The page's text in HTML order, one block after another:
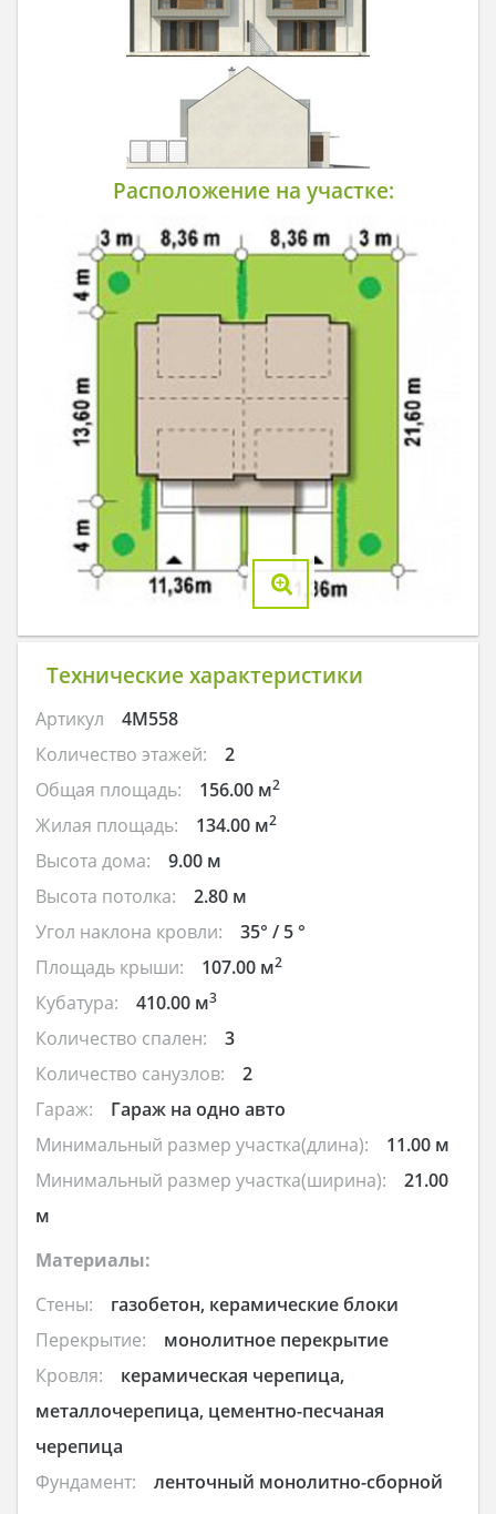
Расположение на участке:
Технические характеристики
Артикул
4M558
Количество этажей:
2
Общая площадь:
156.00 м2
Жилая площадь: 134.00 м2
Высота дома:
9.00 м
Высота потолка:
2.80 м
Угол наклона кровли:
35° / 5 °
Площадь крыши:
107.00 м2
Кубатура: 410.00 м3
Количество спален:
3
Количество санузлов:
2
Гараж:
Гараж на одно авто
Минимальный размер участка(длина):
11.00 м
Минимальный размер участка(ширина):
21.00
м
Материалы:
Стены:
газобетон, керамические блоки
Перекрытие:
монолитное перекрытие
Кровля:
керамическая черепица,
металлочерепица, цементно-песчаная
черепица
Фундамент:
ленточный монолитно-сборной